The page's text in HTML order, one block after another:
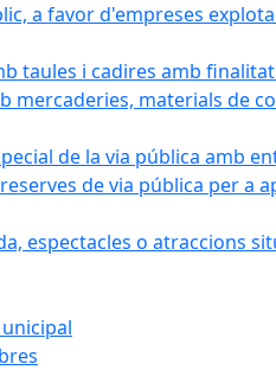
a favor d'empreses
taules i cadires amb
mercaderies, materials de
de la via pública amb
de via pública per a
espectacles o atraccions